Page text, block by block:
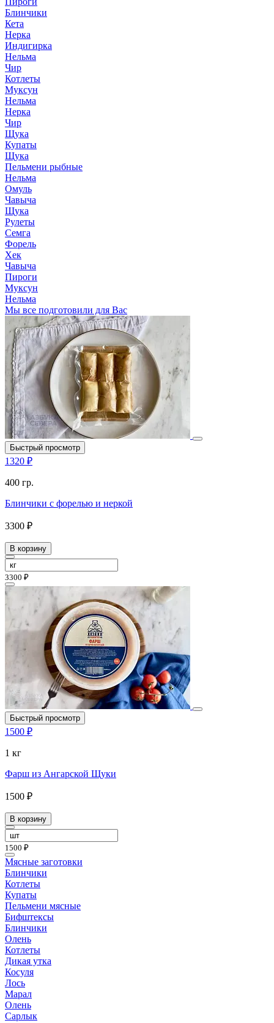
Блинчики
Кета
Нерка
Индигирка
Нельма
Чир
Котлеты
Муксун
Нельма
Нерка
Чир
Щука
Купаты
Щука
Пельмени рыбные
Нельма
Омуль
Чавыча
Щука
Рулеты
Семга
Форель
Хек
Чавыча
Пироги
Муксун
Нельма
Мы все подготовили для Вас
Быстрый просмотр
1320 ₽
400 гр.
Блинчики с форелью и неркой
3300 ₽
В корзину
3300 ₽
Быстрый просмотр
1500 ₽
1 кг
Фарш из Ангарской Щуки
1500 ₽
В корзину
1500 ₽
Мясные заготовки
Блинчики
Котлеты
Купаты
Пельмени мясные
Бифштексы
Блинчики
Олень
Котлеты
Дикая утка
Косуля
Лось
Марал
Олень
Сарлык